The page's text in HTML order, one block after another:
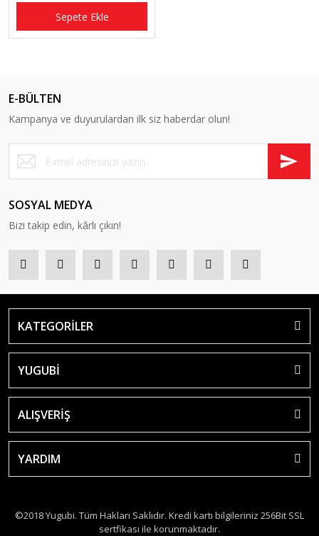
Sepete Ekle
E-BÜLTEN
Kampanya ve duyurulardan ilk siz haberdar olun!
SOSYAL MEDYA
Bizi takip edin, kârlı çıkın!
KATEGORİLER
YUGUBİ
ALIŞVERİŞ
YARDIM
©2018 Yugubi. Tüm Hakları Saklıdır. Kredi kartı bilgileriniz 256Bit SSL
sertfikası ile korunmaktadır.